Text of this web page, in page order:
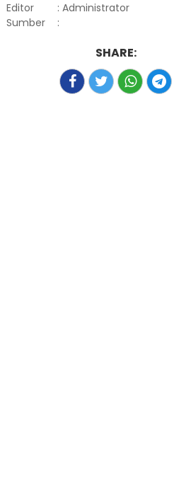
Editor
: Administrator
Sumber
:
SHARE: